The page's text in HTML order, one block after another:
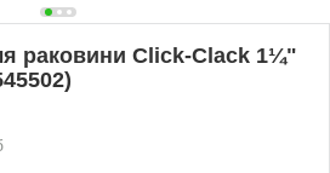
раковини Click-Clack 1¼"